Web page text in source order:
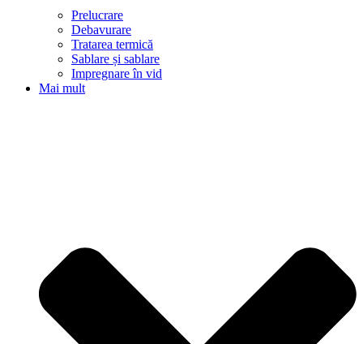
Prelucrare
Debavurare
Tratarea termică
Sablare și sablare
Impregnare în vid
Mai mult